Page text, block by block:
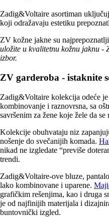
Zadig&Voltaire asortiman
koji odražavaju estetiku
ZV kožne jakne su
uložite u kvalitetnu kožnu jaknu -
izbor.
ZV garderoba - istaknite
Zadig&Voltaire kolekcija odeće
kombinovanje i raznovrsna, sa
savršenim za žene koje žele da
Kolekcije obuhvataju niz
nošenje do svečanijih komada.
nikad ne izgledate “previše
trendi.
Zadig&Voltaire-ove bluze,
lako kombinovane i uparene.
grafičkim rešenjima, kao i druga
je od najfinijih materijala i
buntovnički izgled.